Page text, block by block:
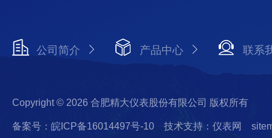
公司简介 产品中心 联系
Copyright © 2026 合肥精大仪表股份有限公司 版权所有
备案号：皖ICP备16014497号-10 技术支持：仪表网